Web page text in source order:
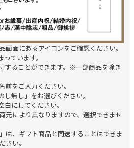
画面にあるアイコンをご確認ください。
ています。
することができます。※一部商品を除き
前をご入力ください。
無し」をお選びください。
にしてください。
元により異なりますので、選択できませ
は、ギフト商品と同送することはできま
さい。